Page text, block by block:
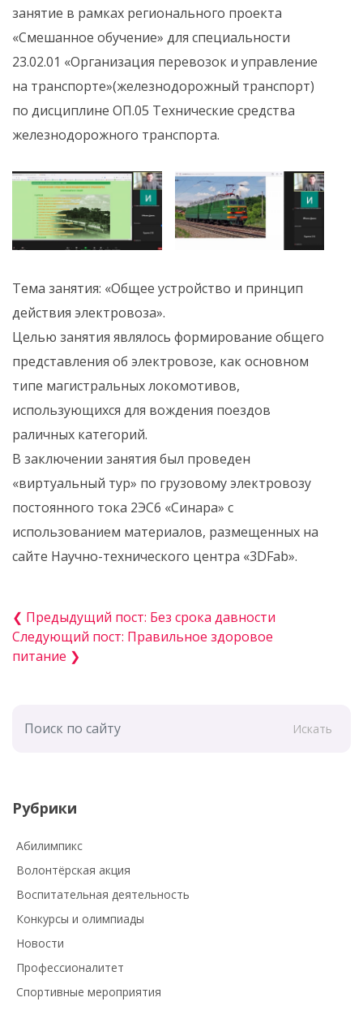
занятие в рамках регионального проекта
«Смешанное обучение» для специальности
23.02.01 «Организация перевозок и управление
на транспорте»(железнодорожный транспорт)
по дисциплине ОП.05 Технические средства
железнодорожного транспорта.
Тема занятия: «Общее устройство и принцип
действия электровоза».
Целью занятия являлось формирование общего
представления об электровозе, как основном
типе магистральных локомотивов,
использующихся для вождения поездов
раличных категорий.
В заключении занятия был проведен
«виртуальный тур» по грузовому электровозу
постоянного тока 2ЭС6 «Синара» с
использованием материалов, размещенных на
сайте Научно-технического центра «3DFab».
❮ Предыдущий пост: Без срока давности
Следующий пост: Правильное здоровое
питание ❯
Искать
Рубрики
Абилимпикс
Волонтёрская акция
Воспитательная деятельность
Конкурсы и олимпиады
Новости
Профессионалитет
Спортивные мероприятия